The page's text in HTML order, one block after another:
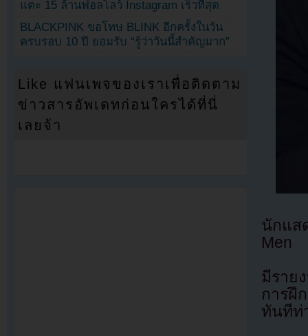
นักแส
Men
มีราย
การฝึ
ทันทีท่
แตะ 15 ล้านฟอลโลว์ Instagram เร็วที่สุด
BLACKPINK ขอโทษ BLINK อีกครั้งในวัน
ครบรอบ 10 ปี ยอมรับ “รู้ว่าวันนี้สำคัญมาก”
Like แฟนเพจของเราเพื่อติดตาม
ข่าวสารอัพเดทก่อนใครได้ที่นี่
เลยจ้า